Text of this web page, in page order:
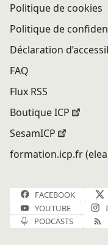
Politique de cookies
Politique de
Déclaration
FAQ
Flux RSS
Boutique ICP
SesamICP
formation.icp.fr
FACEBOOK
YOUTUBE
PODCASTS